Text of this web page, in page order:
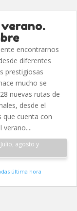
encontrarnos
diferentes
prestigiosas
mucho se
nuevas rutas de
desde el
que cuenta con
agosto y
última hora